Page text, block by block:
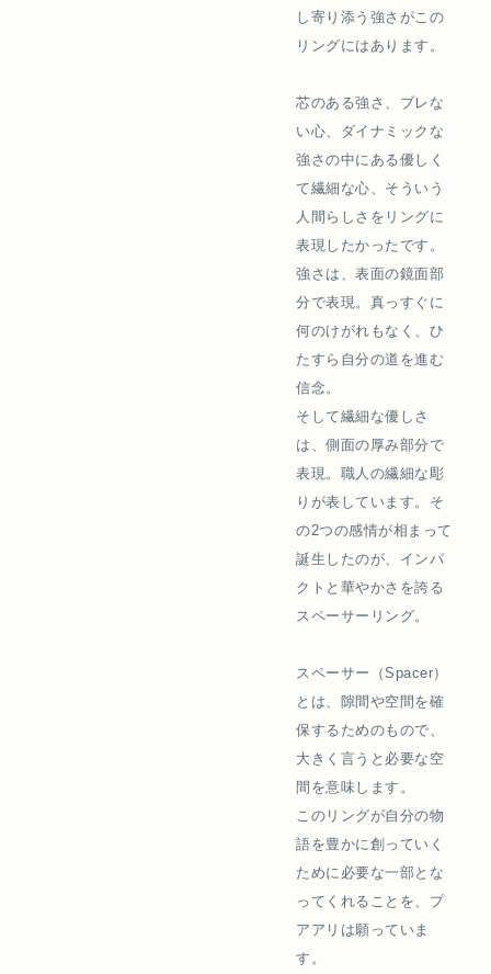
し寄り添う強さがこの
リングにはあります。
芯のある強さ、ブレな
い心、ダイナミックな
強さの中にある優しく
て繊細な心、そういう
人間らしさをリングに
表現したかったです。
強さは、表面の鏡面部
分で表現。真っすぐに
何のけがれもなく、ひ
たすら自分の道を進む
信念。
そして繊細な優しさ
は、側面の厚み部分で
表現。職人の繊細な彫
りが表しています。そ
の2つの感情が相まって
誕生したのが、インパ
クトと華やかさを誇る
スペーサーリング。
スペーサー（Spacer）
とは、隙間や空間を確
保するためのもので、
大きく言うと必要な空
間を意味します。
このリングが自分の物
語を豊かに創っていく
ために必要な一部とな
ってくれることを、プ
アアリは願っていま
す。